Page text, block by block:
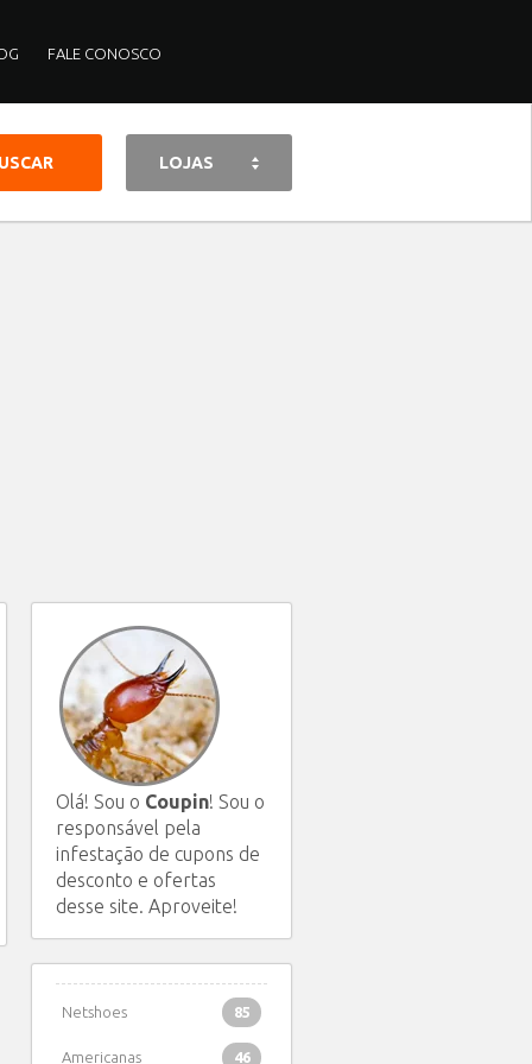
FALE CONOSCO
LOJAS
Olá! Sou o Coupin! Sou o
responsável pela
infestação de cupons de
desconto e ofertas
desse site. Aproveite!
Netshoes 85
Americanas 46